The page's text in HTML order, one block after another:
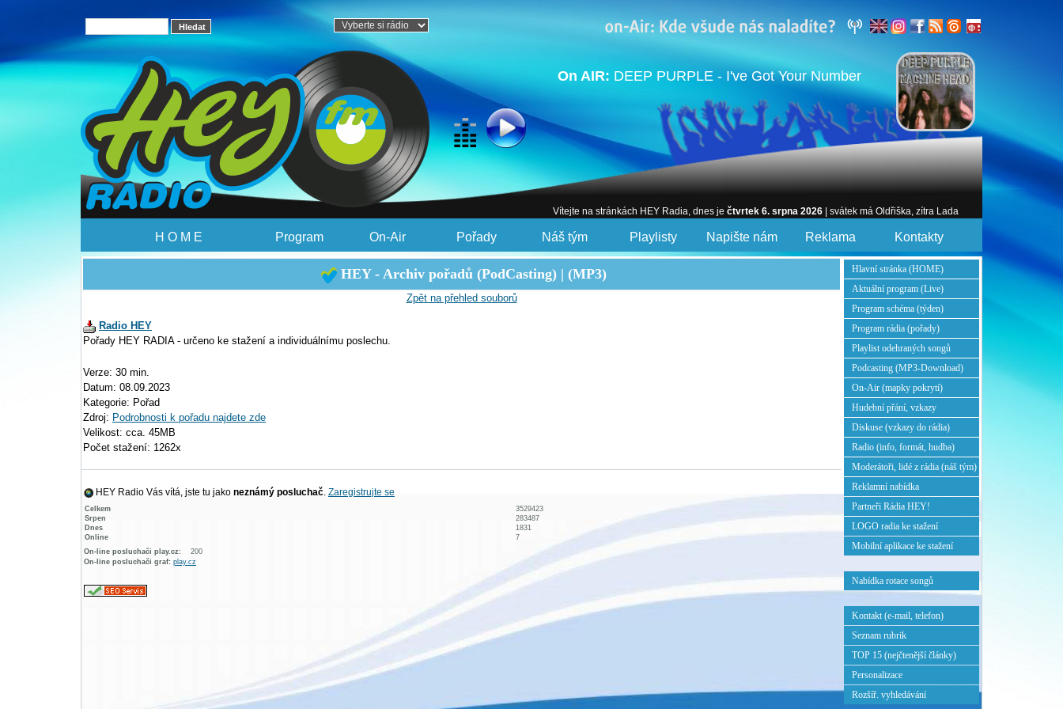
On AIR: DEEP PURPLE - I've Got Your Number
Vítejte na stránkách HEY Radia, dnes je čtvrtek 6. srpna 2026 | svátek má Oldřiška, zítra Lada
H O M E Program On-Air Pořady Náš tým Playlisty Napište nám Reklama Kontakty
HEY - Archiv pořadů (PodCasting) | (MP3)
Zpět na přehled souborů
Radio HEY
Pořady HEY RADIA - určeno ke stažení a individuálnímu poslechu.
Verze: 30 min.
Datum: 08.09.2023
Kategorie: Pořad
Zdroj: Podrobnosti k pořadu najdete zde
Velikost: cca. 45MB
Počet stažení: 1262x
HEY Radio Vás vítá, jste tu jako neznámý posluchač. Zaregistrujte se
Celkem
3529423
Srpen
283487
Dnes
1831
Online
7
On-line posluchači play.cz:
200
On-line posluchači graf: play.cz
Hlavní stránka (HOME)
Aktuální program (Live)
Program schéma (týden)
Program rádia (pořady)
Playlist odehraných songů
Podcasting (MP3-Download)
On-Air (mapky pokrytí)
Hudební přání, vzkazy
Diskuse (vzkazy do rádia)
Radio (info, formát, hudba)
Moderátoři, lidé z rádia (náš tým)
Reklamní nabídka
Partneři Rádia HEY!
LOGO radia ke stažení
Mobilní aplikace ke stažení
Nabídka rotace songů
Kontakt (e-mail, telefon)
Seznam rubrik
TOP 15 (nejčtenější články)
Personalizace
Rozšíř. vyhledávání